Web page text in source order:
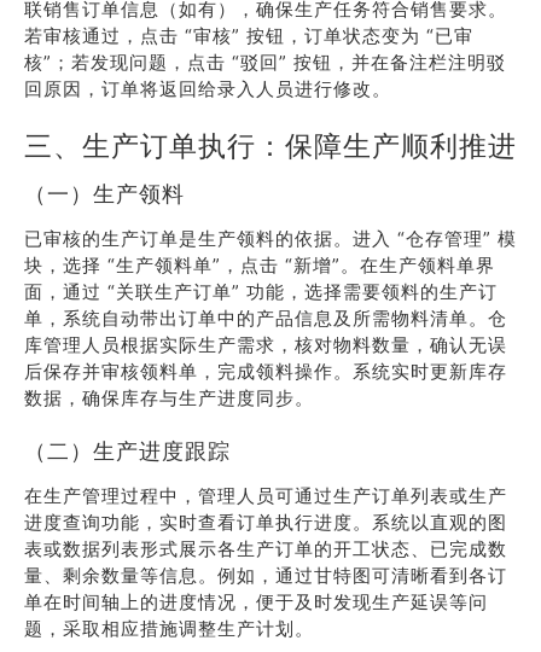
联销售订单信息（如有），确保生产任务符合销售要求。
若审核通过，点击 “审核” 按钮，订单状态变为 “已审
核”；若发现问题，点击 “驳回” 按钮，并在备注栏注明驳
回原因，订单将返回给录入人员进行修改。
三、生产订单执行：保障生产顺利推进
（一）生产领料
已审核的生产订单是生产领料的依据。进入 “仓存管理” 模
块，选择 “生产领料单”，点击 “新增”。在生产领料单界
面，通过 “关联生产订单” 功能，选择需要领料的生产订
单，系统自动带出订单中的产品信息及所需物料清单。仓
库管理人员根据实际生产需求，核对物料数量，确认无误
后保存并审核领料单，完成领料操作。系统实时更新库存
数据，确保库存与生产进度同步。
（二）生产进度跟踪
在生产管理过程中，管理人员可通过生产订单列表或生产
进度查询功能，实时查看订单执行进度。系统以直观的图
表或数据列表形式展示各生产订单的开工状态、已完成数
量、剩余数量等信息。例如，通过甘特图可清晰看到各订
单在时间轴上的进度情况，便于及时发现生产延误等问
题，采取相应措施调整生产计划。